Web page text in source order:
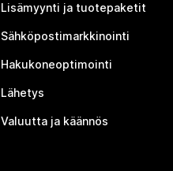
Lisämyynti ja tuotepaketit
Sähköpostimarkkinointi
Hakukoneoptimointi
Lähetys
Valuutta ja käännös